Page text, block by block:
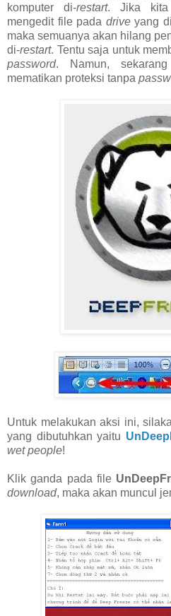
komputer di-restart. Jika kita
mengedit file pada driveyang
maka semuanya akan hilang
di-restart. Tentu saja untuk
password. Namun,
mematikan proteksi tanpa
Untuk melakukan aksi ini,
yang dibutuhkan yaitu
wet people!
Klik ganda pada file
download, maka akan muncul